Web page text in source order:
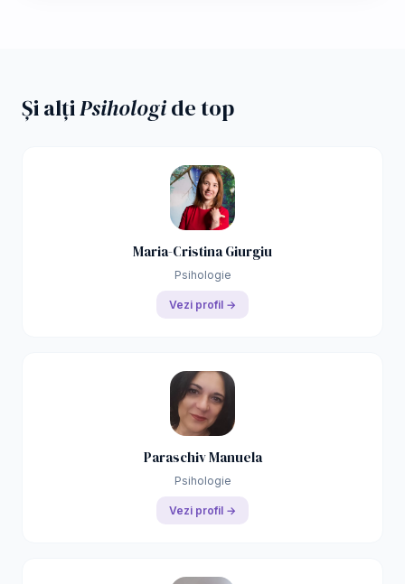
Și alțiPsihologide top
Maria-Cristina Giurgiu
Psihologie
Vezi profil →
Paraschiv Manuela
Psihologie
Vezi profil →